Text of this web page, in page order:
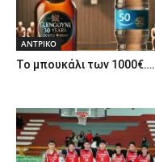
ΑΝTΡΙΚΟ
Το μπουκάλι των 1000€….